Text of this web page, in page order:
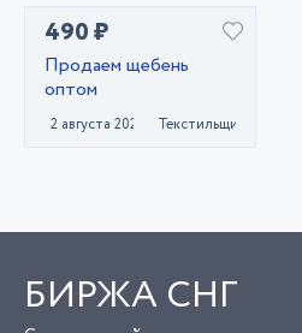
490 ₽
Продаем щебень
оптом
2 августа 2021 Текстильщик
БИРЖА СНГ